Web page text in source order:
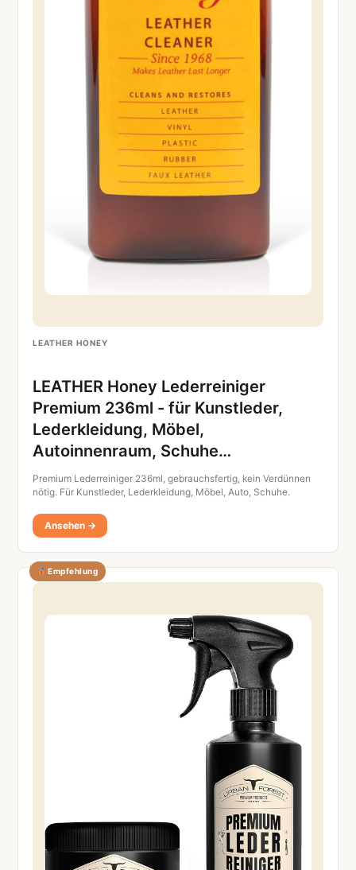
LEATHER HONEY
LEATHER Honey Lederreiniger
Premium 236ml - für Kunstleder,
Lederkleidung, Möbel,
Autoinnenraum, Schuhe…
Premium Lederreiniger 236ml, gebrauchsfertig, kein Verdünnen
nötig. Für Kunstleder, Lederkleidung, Möbel, Auto, Schuhe.
Ansehen →
Empfehlung